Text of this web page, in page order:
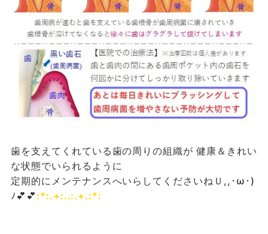
歯を支えてくれている歯の周りの組織が 健康＆きれい
な状態でいられるように
定期的にメンテナンスへいらしてくださいねＵ,,･ω･)
ﾉ💕💕 :*:.+:..:.+.:*: